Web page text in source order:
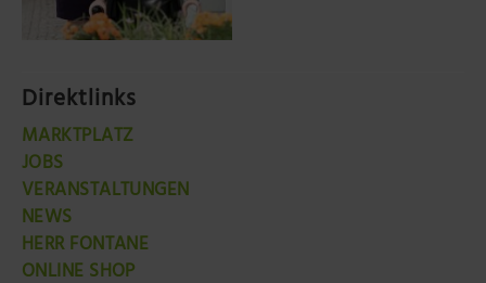
Direktlinks
MARKTPLATZ
JOBS
VERANSTALTUNGEN
NEWS
HERR FONTANE
ONLINE SHOP